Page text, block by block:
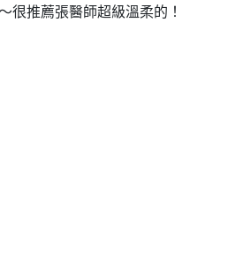
很推薦張醫師超級溫柔的！